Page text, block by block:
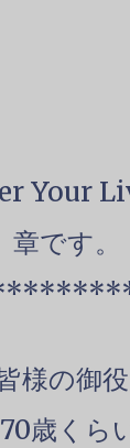
Your
です。
様の御
歳くら